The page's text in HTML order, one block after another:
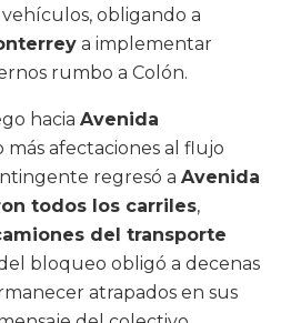
obligando a
a implementar
rumbo a Colón.
hacia Avenida
más afectaciones al flujo
regresó a Avenida
todos los carriles,
del transporte
bloqueo obligó a decenas
atrapados en sus